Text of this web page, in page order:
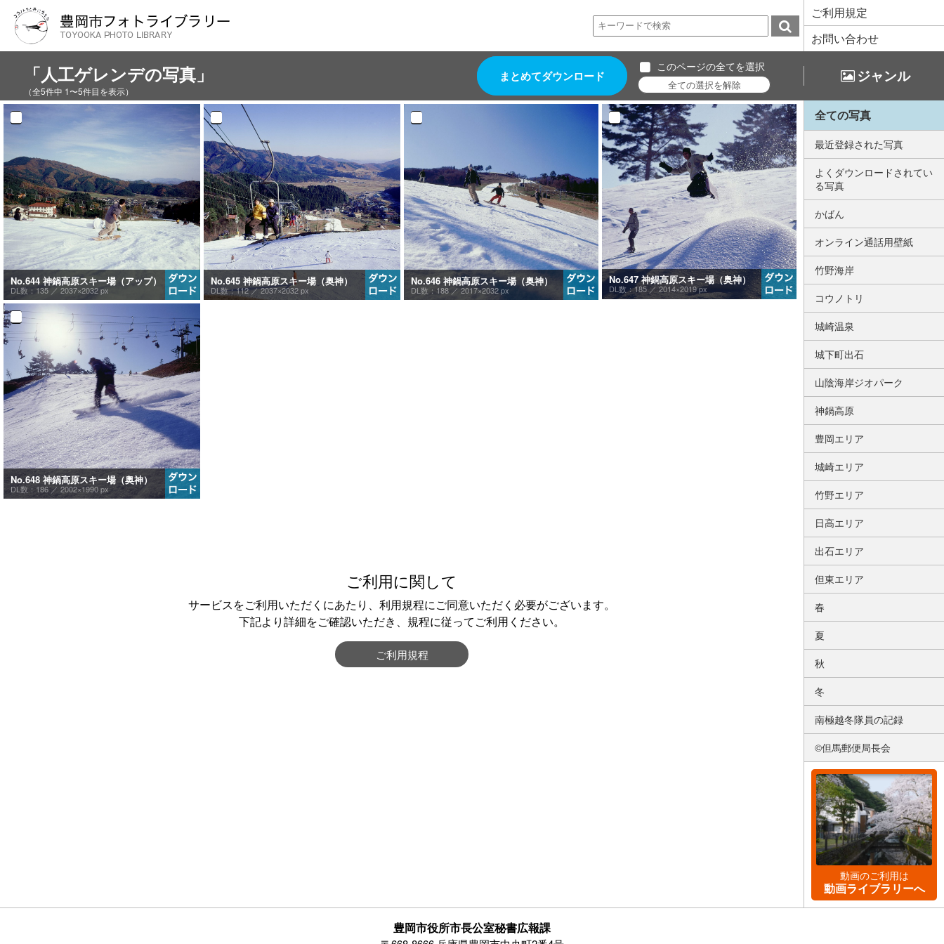
ご利用規定
お問い合わせ
「人工ゲレンデの写真」
（全5件中 1〜5件目を表示）
まとめてダウンロード
このページの全てを選択
ジャンル
No.644 神鍋高原スキー場（アップ）
DL数：135 ／ 2037×2032 px
No.645 神鍋高原スキー場（奥神）
DL数：112 ／2037×2032 px
No.646 神鍋高原スキー場（奥神）
DL数：188 ／ 2017×2032 px
No.647 神鍋高原スキー場（奥神）
DL数：185 ／2014×2019 px
No.648 神鍋高原スキー場（奥神）
DL数：186 ／ 2002×1990 px
ご利用に関して
サービスをご利用いただくにあたり、利用規程にご同意いただく必要がございます。
下記より詳細をご確認いただき、規程に従ってご利用ください。
ご利用規程
全ての写真
最近登録された写真
よくダウンロードされてい
る写真
かばん
オンライン通話用壁紙
竹野海岸
コウノトリ
城崎温泉
城下町出石
山陰海岸ジオパーク
神鍋高原
豊岡エリア
城崎エリア
竹野エリア
日高エリア
出石エリア
但東エリア
春
夏
秋
冬
南極越冬隊員の記録
©但馬郵便局長会
動画のご利用は
動画ライブラリーへ
豊岡市役所市長公室秘書広報課